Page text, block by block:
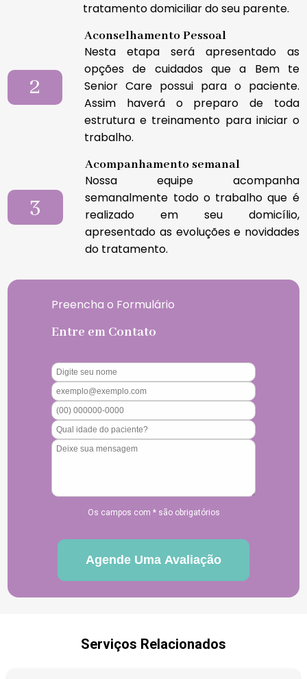
tratamento domiciliar do seu parente.
2
Aconselhamento Pessoal
Nesta etapa será apresentado as
opções de cuidados que a Bem te
Senior Care possui para o paciente.
Assim haverá o preparo de toda
estrutura e treinamento para iniciar o
trabalho.
3
Acompanhamento semanal
Nossa equipe acompanha
semanalmente todo o trabalho que é
realizado em seu domicílio,
apresentado as evoluções e novidades
do tratamento.
Preencha o Formulário
Entre em Contato
Os campos com * são obrigatórios
Serviços Relacionados